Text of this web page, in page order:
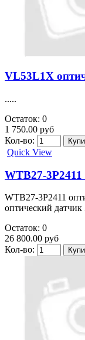
VL53L1X
.....
Остаток: 0
1 750.00 руб
Кол-во:
Quick View
WTB27-
WTB27-3P2411
оптический
Остаток: 0
26 800.00 руб
Кол-во: